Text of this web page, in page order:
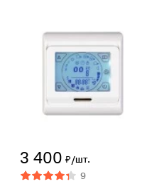
3 400 ₽/шт.
9